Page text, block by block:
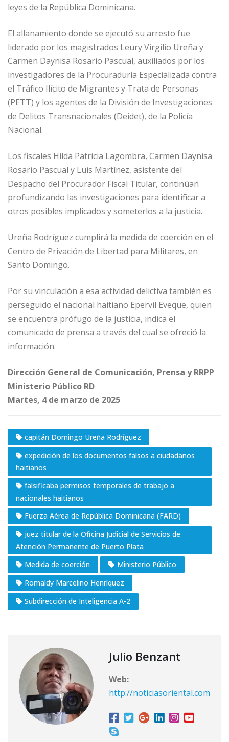
leyes de la República Dominicana.
El allanamiento donde se ejecutó su arresto fue
liderado por los magistrados Leury Virgilio Ureña y
Carmen Daynisa Rosario Pascual, auxiliados por los
investigadores de la Procuraduría Especializada contra
el Tráfico Ilícito de Migrantes y Trata de Personas
(PETT) y los agentes de la División de Investigaciones
de Delitos Transnacionales (Deidet), de la Policía
Nacional.
Los fiscales Hilda Patricia Lagombra, Carmen Daynisa
Rosario Pascual y Luis Martínez, asistente del
Despacho del Procurador Fiscal Titular, continúan
profundizando las investigaciones para identificar a
otros posibles implicados y someterlos a la justicia.
Ureña Rodríguez cumplirá la medida de coerción en el
Centro de Privación de Libertad para Militares, en
Santo Domingo.
Por su vinculación a esa actividad delictiva también es
perseguido el nacional haitiano Epervil Eveque, quien
se encuentra prófugo de la justicia, indica el
comunicado de prensa a través del cual se ofreció la
información.
Dirección General de Comunicación, Prensa y RRPP
Ministerio Público RD
Martes, 4 de marzo de 2025
capitán Domingo Ureña Rodríguez
expedición de los documentos falsos a ciudadanos
haitianos
falsificaba permisos temporales de trabajo a
nacionales haitianos
Fuerza Aérea de República Dominicana (FARD)
juez titular de la Oficina Judicial de Servicios de
Atención Permanente de Puerto Plata
Medida de coerción
Ministerio Público
Romaldy Marcelino Henríquez
Subdirección de Inteligencia A-2
Julio Benzant
Web:
http://noticiasoriental.com